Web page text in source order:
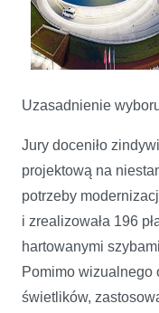
Uzasadnienie
Jury doceniło
projektową na
potrzeby
i zrealizowała 196
hartowanymi
Pomimo wizualnego
świetlików,